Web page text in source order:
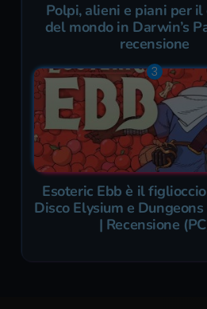
Polpi, alieni e piani per
del mondo in Darwin’s
recensione
Esoteric Ebb è il
Disco Elysium e
| Recensione